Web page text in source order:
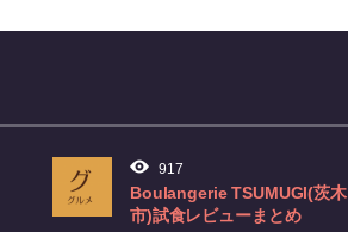
917
Boulangerie TSUMUGI(茨木
市)試食レビューまとめ